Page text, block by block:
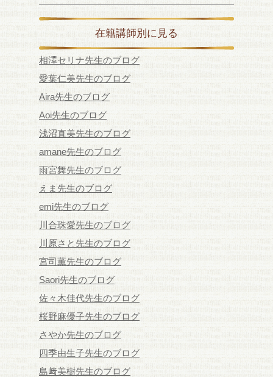
在籍講師別に見る
相澤セリナ先生のブログ
愛葉仁美先生のブログ
Aira先生のブログ
Aoi先生のブログ
浅沼直美先生のブログ
amane先生のブログ
雨宮舞先生のブログ
えま先生のブログ
emi先生のブログ
川合珠愛先生のブログ
川原さと先生のブログ
宮司薫先生のブログ
Saori先生のブログ
佐々木佳代先生のブログ
桜野麻優子先生のブログ
さやか先生のブログ
四季由生子先生のブログ
島﨑美樹先生のブログ